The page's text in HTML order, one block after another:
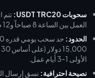
سحوبات USDT TRC20:
العمل بين الساعة 8 صباحاً و12 ظهراً بالتوقيت العالمي المنسق +8.
الحدود:
الأولى 1-3 أيام عمل.
نصيحة احترافية: